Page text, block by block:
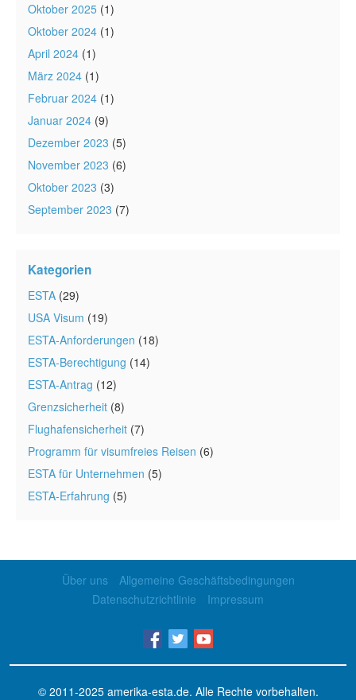
Oktober 2025 (1)
Oktober 2024 (1)
April 2024 (1)
März 2024 (1)
Februar 2024 (1)
Januar 2024 (9)
Dezember 2023 (5)
November 2023 (6)
Oktober 2023 (3)
September 2023 (7)
Kategorien
ESTA (29)
USA Visum (19)
ESTA-Anforderungen (18)
ESTA-Berechtigung (14)
ESTA-Antrag (12)
Grenzsicherheit (8)
Flughafensicherheit (7)
Programm für visumfreies Reisen (6)
ESTA für Unternehmen (5)
ESTA-Erfahrung (5)
Über uns
Allgemeine Geschäftsbedingungen
Datenschutzrichtlinie
Impressum
© 2011-2025 amerika-esta.de. Alle Rechte vorbehalten.